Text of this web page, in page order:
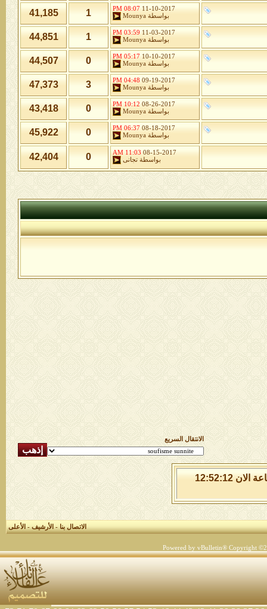
11-10-2017
08:07 PM
بواسطة Mounya
1
41,185
11-03-2017
03:59 PM
بواسطة Mounya
1
44,851
10-10-2017
05:17 PM
بواسطة Mounya
0
44,507
09-19-2017
04:48 PM
بواسطة Mounya
3
47,373
08-26-2017
10:12 PM
بواسطة Mounya
0
43,418
08-18-2017
06:37 PM
بواسطة Mounya
0
45,922
08-15-2017
11:03 AM
بواسطة تجانى 0
42,404
الانتقال السريع
الخميس 6 من اغسطس 2026 , الساعة الان 12:52:12
الاتصال بنا-الأرشيف-الأعلى
Powered by vBulletin® Copyright